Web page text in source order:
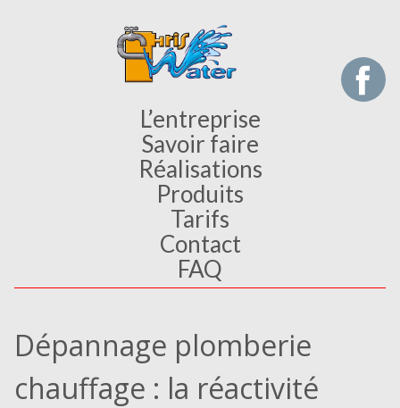
L’entreprise
Savoir faire
Réalisations
Produits
Tarifs
Contact
FAQ
Dépannage plomberie
chauffage : la réactivité